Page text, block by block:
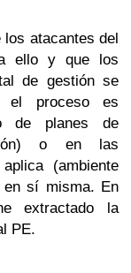
atacantes del
ello y que los
de gestión se
el proceso es
de planes de
o en las
(ambiente
en sí misma. En
extractado la
PE.